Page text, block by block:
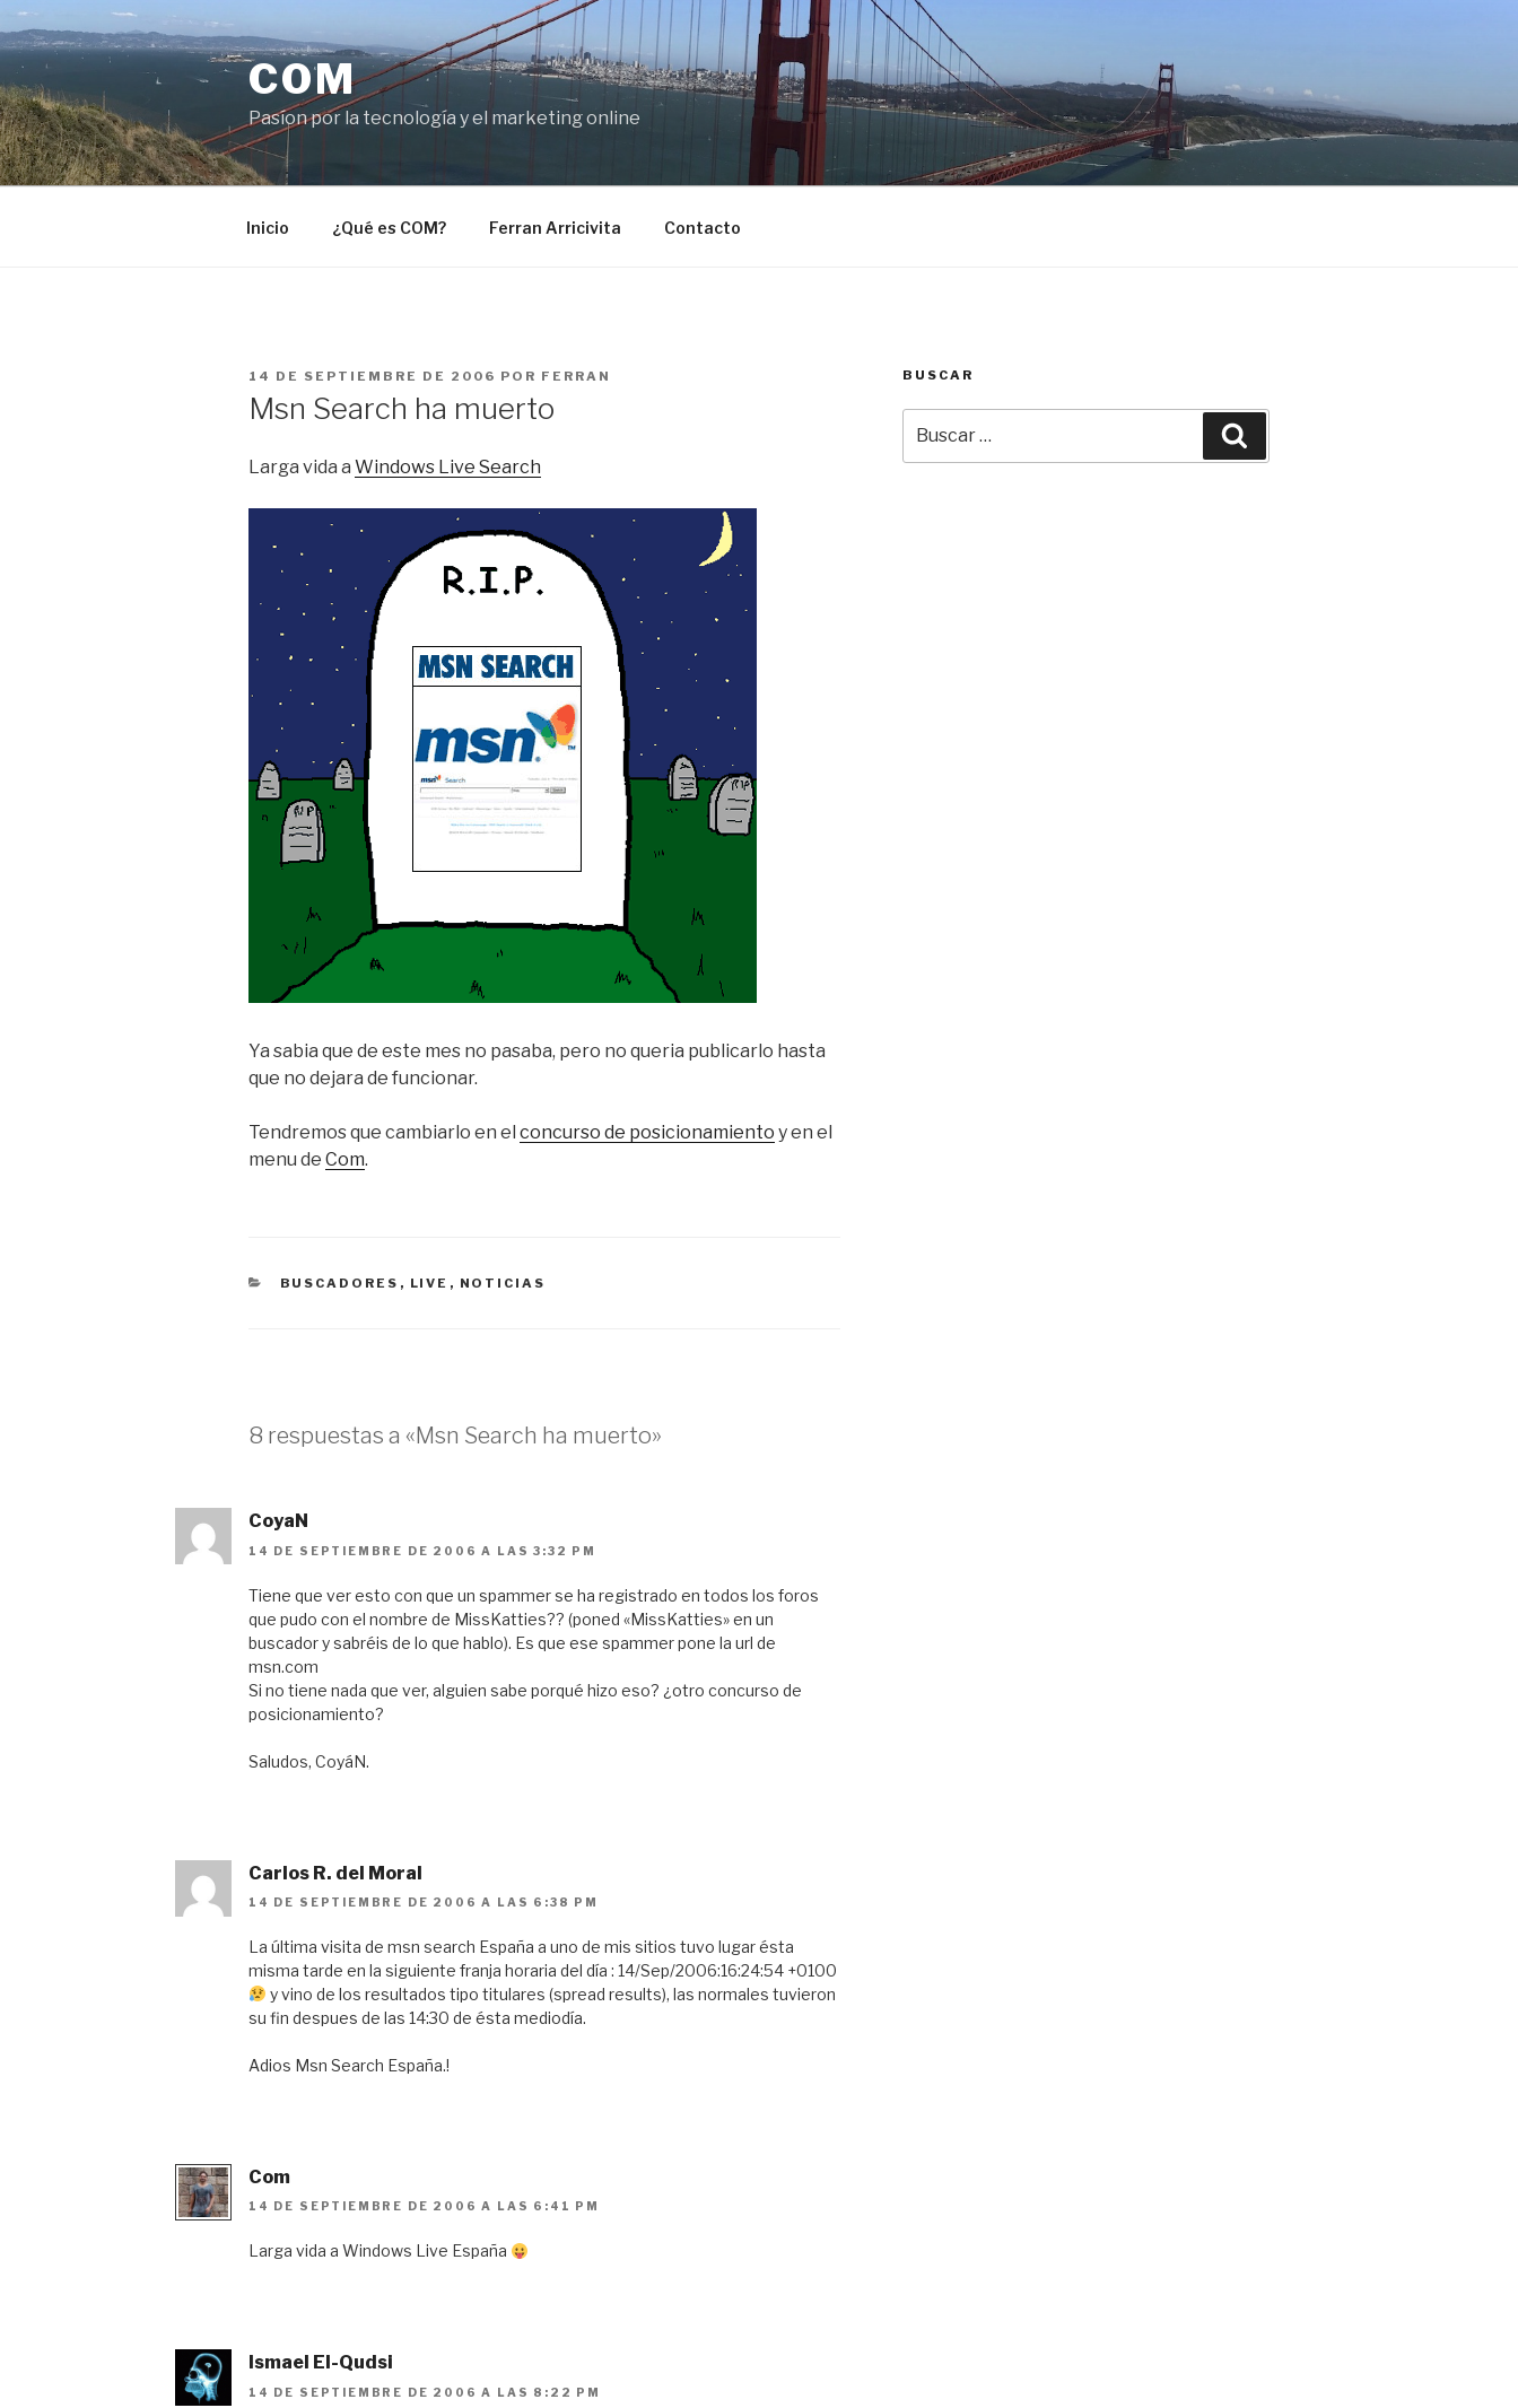
Saltar
al
contenido
COM
Pasíon por la tecnología y el marketing online
Inicio ¿Qué es COM? Ferran Arricivita Contacto
PUBLICADO
14 DE SEPTIEMBRE DE 2006 POR FERRAN
Msn Search ha muerto
Larga vida a Windows Live Search
Ya sabia que de este mes no pasaba, pero no queria publicarlo hasta
que no dejara de funcionar.
Tendremos que cambiarlo en el concurso de posicionamiento y en el
menu de Com.
CATEGORÍAS
BUSCADORES , LIVE , NOTICIAS
8 respuestas a «Msn Search ha muerto»
CoyaN
14 DE SEPTIEMBRE DE 2006 A LAS 3:32 PM
Tiene que ver esto con que un spammer se ha registrado en todos los foros
que pudo con el nombre de MissKatties?? (poned «MissKatties» en un
buscador y sabréis de lo que hablo). Es que ese spammer pone la url de
msn.com
Si no tiene nada que ver, alguien sabe porqué hizo eso? ¿otro concurso de
posicionamiento?
Saludos, CoyáN.
Carlos R. del Moral
14 DE SEPTIEMBRE DE 2006 A LAS 6:38 PM
La última visita de msn search España a uno de mis sitios tuvo lugar ésta
misma tarde en la siguiente franja horaria del día : 14/Sep/2006:16:24:54 +0100
y vino de los resultados tipo titulares (spread results), las normales tuvieron
su fin despues de las 14:30 de ésta mediodía.
Adios Msn Search España.!
Com
14 DE SEPTIEMBRE DE 2006 A LAS 6:41 PM
Larga vida a Windows Live España
Ismael El-Qudsi
14 DE SEPTIEMBRE DE 2006 A LAS 8:22 PM
BUSCAR
por: